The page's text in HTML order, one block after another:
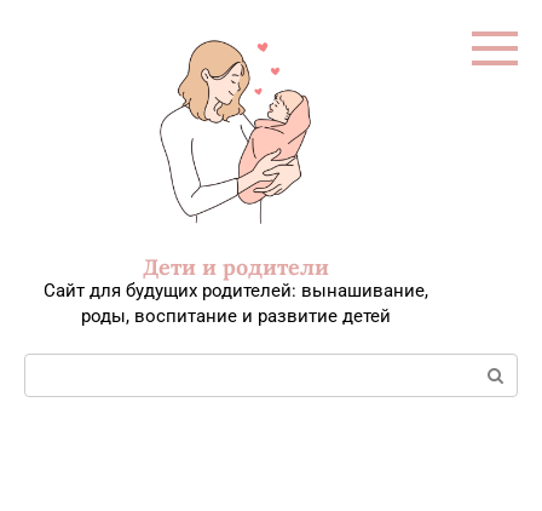
Дети и родители
Сайт для будущих родителей: вынашивание,
роды, воспитание и развитие детей
Поиск: